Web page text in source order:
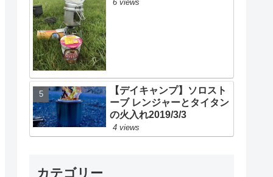
6 views
【デイキャンプ】ソロスト
ーブ レンジャーとタイタン
の火入れ2019/3/3
4 views
カテゴリー